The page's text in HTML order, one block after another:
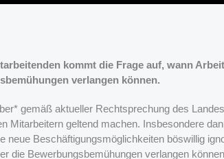
kommt die Frage auf, wann
verlangen können.
gemäß aktueller Rechtsprechung des
Mitarbeitern geltend machen. Insbesondere
neue Beschäftigungsmöglichkeiten böswillig
die Bewerbungsbemühungen verlangen